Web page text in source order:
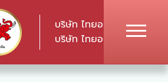
บริษัท ไทยออน เคมีภัณฑ์ จ
บริษัท ไทยออน อินเตอร์แพ